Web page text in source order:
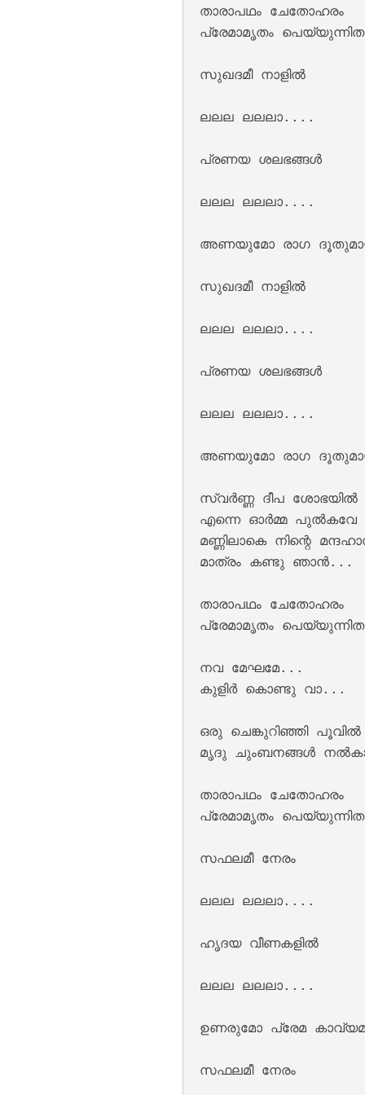
Keli Vipinam
താരാപഥം ചേതോഹരം
പ്രേമാമൃതം
സുഖദമീ നാളിൽ
ലലല ലലലാ....
പ്രണയ ശലഭങ്ങൾ
ലലല ലലലാ....
അണയുമോ രാഗ
സുഖദമീ നാളിൽ
ലലല ലലലാ....
പ്രണയ ശലഭങ്ങൾ
ലലല ലലലാ....
അണയുമോ രാഗ
സ്വർണ്ണ ദീപ ശോഭയിൽ
എന്നെ ഓർമ്മ പുൽകവേ
മണ്ണിലാകെ നിന്റെ
മാത്രം കണ്ടു ഞാൻ...
താരാപഥം ചേതോഹരം
പ്രേമാമൃതം
നവ മേഘമേ...
കുളിർ കൊണ്ടു വാ...
ഒരു ചെങ്കുറിഞ്ഞി പൂവിൽ
മൃദു ചുംബനങ്ങൾ
താരാപഥം ചേതോഹരം
പ്രേമാമൃതം
സഫലമീ നേരം
ലലല ലലലാ....
ഹൃദയ വീണകളിൽ
ലലല ലലലാ....
ഉണരുമോ പ്രേമ
സഫലമീ നേരം